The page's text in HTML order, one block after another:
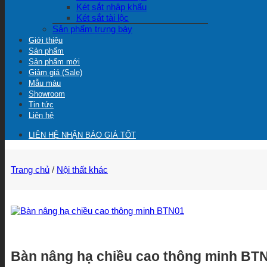
Két sắt nhập khẩu
Két sắt tài lộc
Sản phẩm trưng bày
Giới thiệu
Sản phẩm
Sản phẩm mới
Giảm giá (Sale)
Mẫu màu
Showroom
Tin tức
Liên hệ
LIÊN HỆ NHẬN BÁO GIÁ TỐT
Trang chủ / Nội thất khác
Bàn nâng hạ chiều cao thông minh